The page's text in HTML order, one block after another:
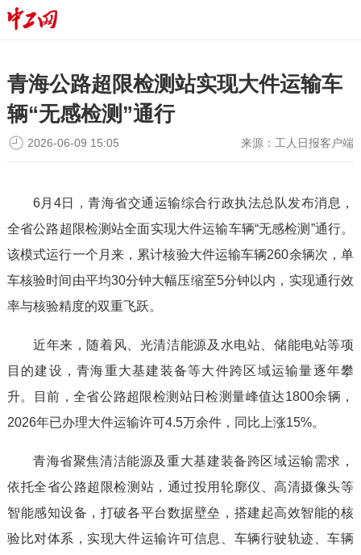
青海公路超限检测站实现大件运输车
辆“无感检测”通行
来源： 工人日报客户端
2026-06-09 15:05
6月4日，青海省交通运输综合行政执法总队发布消息，
全省公路超限检测站全面实现大件运输车辆“无感检测”通行。
该模式运行一个月来，累计核验大件运输车辆260余辆次，单
车核验时间由平均30分钟大幅压缩至5分钟以内，实现通行效
率与核验精度的双重飞跃。
近年来，随着风、光清洁能源及水电站、储能电站等项
目的建设，青海重大基建装备等大件跨区域运输量逐年攀
升。目前，全省‌公路超限检测站日检测量峰值达1800余辆，
2026年已办理大件运输许可4.5万余件，同比上涨15%。
青海省聚焦清洁能源及重大基建装备跨区域运输需求，
依托全省公路超限检测站，通过投用轮廓仪、高清摄像头等
智能感知设备，打破各平台数据壁垒，搭建起高效智能的核
验比对体系，实现大件运输许可信息、车辆行驶轨迹、车辆